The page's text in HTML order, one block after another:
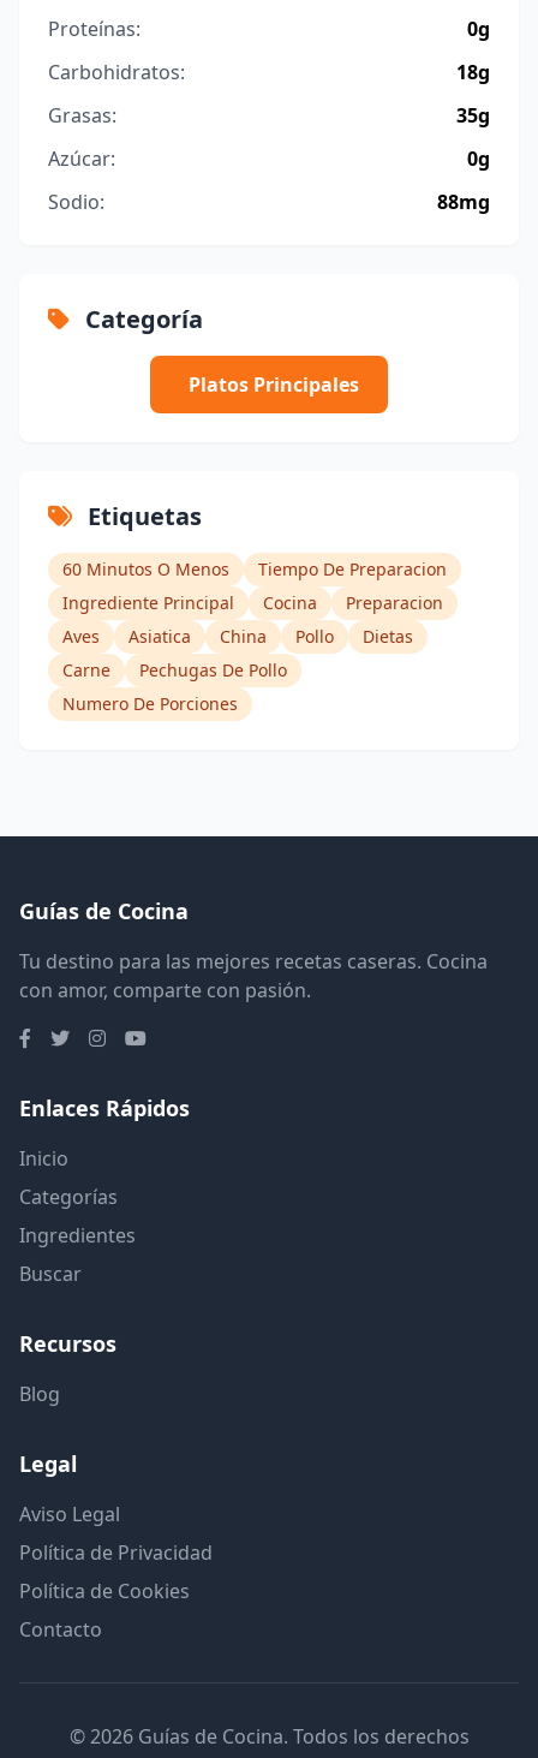
Proteínas:
0g
Carbohidratos:
18g
Grasas:
35g
Azúcar:
0g
Sodio:
88mg
Categoría
Platos Principales
Etiquetas
60 Minutos O Menos
Tiempo De Preparacion
Ingrediente Principal
Cocina
Preparacion
Aves
Asiatica China Pollo
Dietas
Carne
Pechugas De Pollo
Numero De Porciones
Guías de Cocina
Tu destino para las mejores recetas caseras. Cocina
con amor, comparte con pasión.
Enlaces Rápidos
Inicio
Categorías
Ingredientes
Buscar
Recursos
Blog
Legal
Aviso Legal
Política de Privacidad
Política de Cookies
Contacto
© 2026 Guías de Cocina. Todos los derechos